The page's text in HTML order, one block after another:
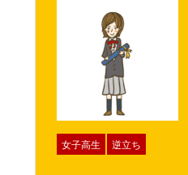
女子高生 逆立ち